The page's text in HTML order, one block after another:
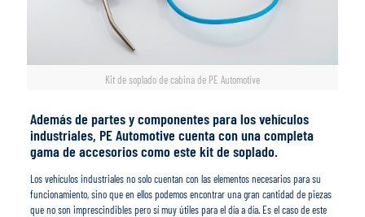
Kit de soplado de cabina de PE Automotive
Además de partes y componentes para los vehículos
industriales, PE Automotive cuenta con una completa
gama de accesorios como este kit de soplado.
Los vehículos industriales no solo cuentan con las elementos necesarios para su
funcionamiento, sino que en ellos podemos encontrar una gran cantidad de piezas
que no son imprescindibles pero sí muy útiles para el día a día. Es el caso de este